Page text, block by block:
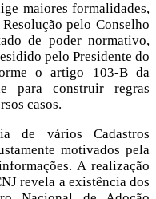
maiores formalidades,
pelo Conselho
de poder normativo,
pelo Presidente do
o artigo 103-B da
para construir regras
casos.
de vários Cadastros
motivados pela
A realização
revela a existência dos